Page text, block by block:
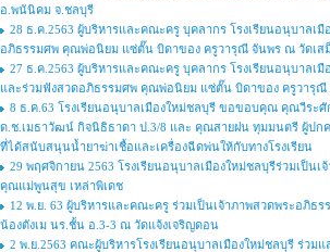
อ.พนันิคม จ.ชลบุรี
28 ธ.ค.2563 ผู้บริหารและคณะครู บุคลากร โรงเรียนอนุบาลเมื
อภิธรรมศพ คุณพ่อนิยม แซ่ตั๊น บิดาของ ครูวารุณี จันพร ณ วัดเส
27 ธ.ค.2563 ผู้บริหารและคณะครู บุคลากร โรงเรียนอนุบาลเ
และร่วมฟังสวดอภิธรรมศพ คุณพ่อนิยม แซ่ตั๊น บิดาของ ครูวารุณี
8 ธ.ค.63 โรงเรียนอนุบาลเมืองใหม่ชลบุรี ขอขอบคุณ คุณวีระ
ด.ช.เมธาวัฒน์ กิจนิธิธาดา ป.3/8 และ คุณสายฝน ทุมมนตรี ผู้ปก
ที่ได้สนับสนุนน้ำยาฆ่าเชื้อและเครื่องฉีดพ่นให้กับทางโรงเรียน
29 พฤศจิกายน 2563 โรงเรียนอนุบาลเมืองใหม่ชลบุรีร่วมเป็น
คุณแม่พูนสุข เหล่าพิเดช
12 พ.ย. 63 ผู้บริหารและคณะครู ร่วมเป็นเจ้าภาพสวดพระอภิ
น้องตังเม นร.ชั้น อ.3-3 ณ วัดแจ้งเจริญดอน
2 พ.ย.2563 คณะผู้บริหารโรงเรียนอนุบาลเมืองใหม่ชลบุรี ร่วม